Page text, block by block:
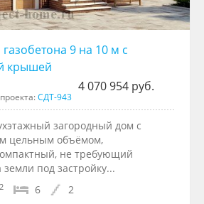
9 на 10 м с
крышей
4 070 954 руб.
СДТ-943
загородный дом с
цельным объёмом,
не требующий
земли под застройку...
2 6 2